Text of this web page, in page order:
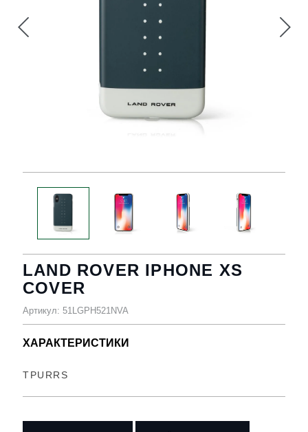
LAND ROVER IPHONE XS
COVER
Артикул: 51LGPH521NVA
ХАРАКТЕРИСТИКИ
TPURRS